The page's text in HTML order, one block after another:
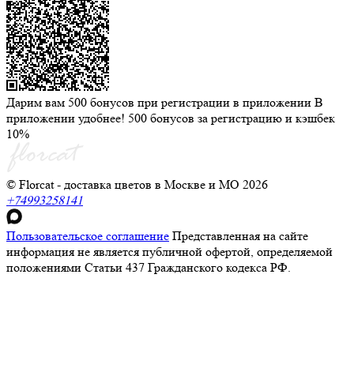
Дарим вам 500 бонусов при регистрации в приложении В
приложении удобнее! 500 бонусов за регистрацию и кэшбек
10%
© Florcat - доставка цветов в Москве и МО 2026
+74993258141
Пользовательское соглашение Представленная на сайте
информация не является публичной офертой, определяемой
положениями Статьи 437 Гражданского кодекса РФ.